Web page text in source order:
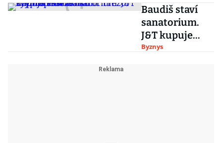
Baudiš staví
sanatorium.
J&T kupuje
část Rohanu.
Byznys